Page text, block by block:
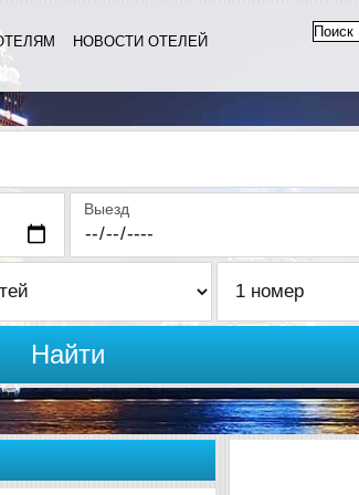
НОВОСТИ ОТЕЛЕЙ
Выезд
Найти